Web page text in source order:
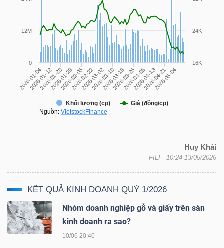
Huy Khải
FILI - 10:24 13/05/2026
KẾT QUẢ KINH DOANH QUÝ 1/2026
Nhóm doanh nghiệp gỗ và giấy trên sàn
kinh doanh ra sao?
10/06 20:40
PHÁI
TRÁI
TƯ